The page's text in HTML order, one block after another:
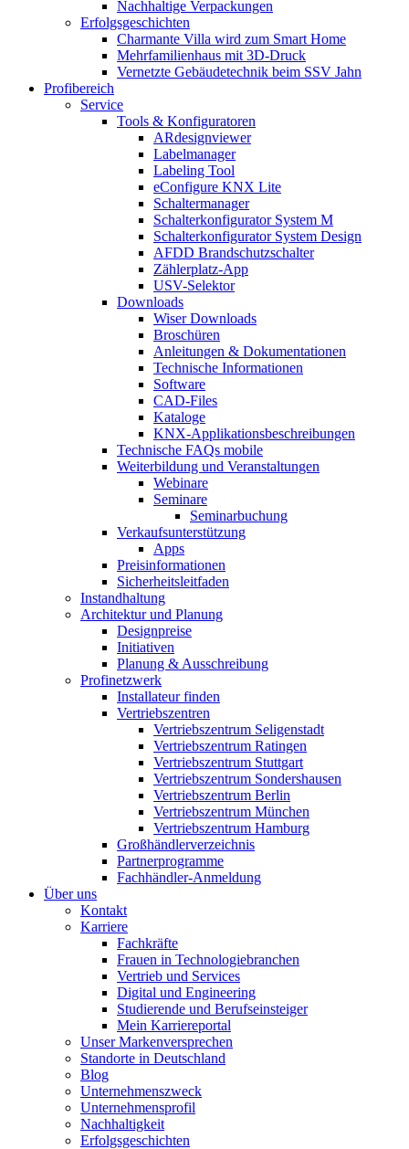
Nachhaltige Verpackungen
Erfolgsgeschichten
Charmante Villa wird zum Smart Home
Mehrfamilienhaus mit 3D-Druck
Vernetzte Gebäudetechnik beim SSV Jahn
Profibereich
Service
Tools & Konfiguratoren
ARdesignviewer
Labelmanager
Labeling Tool
eConfigure KNX Lite
Schaltermanager
Schalterkonfigurator System M
Schalterkonfigurator System Design
AFDD Brandschutzschalter
Zählerplatz-App
USV-Selektor
Downloads
Wiser Downloads
Broschüren
Anleitungen & Dokumentationen
Technische Informationen
Software
CAD-Files
Kataloge
KNX-Applikationsbeschreibungen
Technische FAQs mobile
Weiterbildung und Veranstaltungen
Webinare
Seminare
Seminarbuchung
Verkaufsunterstützung
Apps
Preisinformationen
Sicherheitsleitfaden
Instandhaltung
Architektur und Planung
Designpreise
Initiativen
Planung & Ausschreibung
Profinetzwerk
Installateur finden
Vertriebszentren
Vertriebszentrum Seligenstadt
Vertriebszentrum Ratingen
Vertriebszentrum Stuttgart
Vertriebszentrum Sondershausen
Vertriebszentrum Berlin
Vertriebszentrum München
Vertriebszentrum Hamburg
Großhändlerverzeichnis
Partnerprogramme
Fachhändler-Anmeldung
Über uns
Kontakt
Karriere
Fachkräfte
Frauen in Technologiebranchen
Vertrieb und Services
Digital und Engineering
Studierende und Berufseinsteiger
Mein Karriereportal
Unser Markenversprechen
Standorte in Deutschland
Blog
Unternehmenszweck
Unternehmensprofil
Nachhaltigkeit
Erfolgsgeschichten